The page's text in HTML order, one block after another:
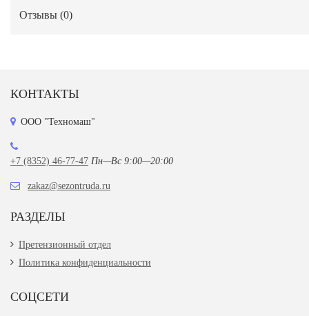
Отзывы (0)
КОНТАКТЫ
ООО "Техномаш"
+7 (8352) 46-77-47 Пн—Вс 9:00—20:00
zakaz@sezontruda.ru
РАЗДЕЛЫ
Претензионный отдел
Политика конфиденциальности
СОЦСЕТИ